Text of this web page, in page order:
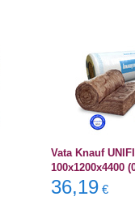
Vata Knauf
100x1200x4400
36,19 €